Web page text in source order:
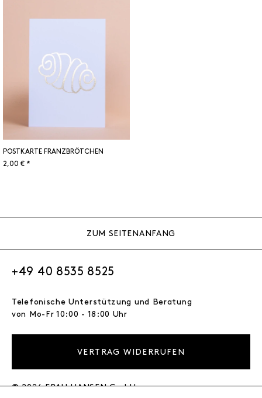
POSTKARTE FRANZBRÖTCHEN
2,00 € *
ZUM SEITENANFANG
+49 40 8535 8525
Telefonische Unterstützung und Beratung
von Mo-Fr 10:00 - 18:00 Uhr
VERTRAG WIDERRUFEN
© 2026 FRAU HANSEN GmbH